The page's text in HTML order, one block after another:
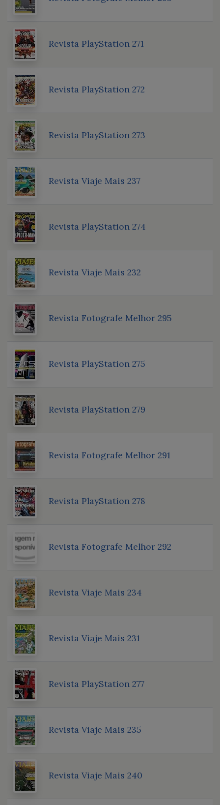
Revista PlayStation 271
Revista PlayStation 272
Revista PlayStation 273
Revista Viaje Mais 237
Revista PlayStation 274
Revista Viaje Mais 232
Revista Fotografe Melhor 295
Revista PlayStation 275
Revista PlayStation 279
Revista Fotografe Melhor 291
Revista PlayStation 278
Revista Fotografe Melhor 292
Revista Viaje Mais 234
Revista Viaje Mais 231
Revista PlayStation 277
Revista Viaje Mais 235
Revista Viaje Mais 240